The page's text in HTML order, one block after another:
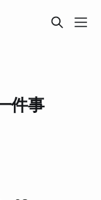
件事